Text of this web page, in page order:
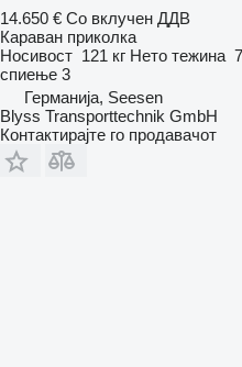
14.650 € Со вклучен ДДВ
Караван приколка
Носивост 121 кг Нето тежина
спиење 3
Германија, Seesen
Blyss Transporttechnik GmbH
Контактирајте го продавачот